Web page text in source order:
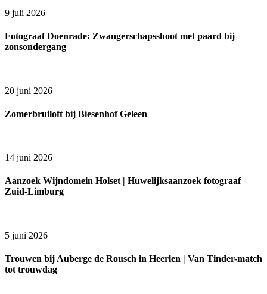
9 juli 2026
Fotograaf Doenrade: Zwangerschapsshoot met paard bij
zonsondergang
20 juni 2026
Zomerbruiloft bij Biesenhof Geleen
14 juni 2026
Aanzoek Wijndomein Holset | Huwelijksaanzoek fotograaf
Zuid-Limburg
5 juni 2026
Trouwen bij Auberge de Rousch in Heerlen | Van Tinder-match
tot trouwdag